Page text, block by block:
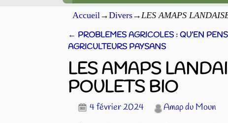
Accueil →Divers→ LES AMAPS
Navigation des articles
← PROBLEMES AGRICOLES : QU’EN
AGRICULTEURS PAYSANS
LES AMAPS
POULETS BIO
4 février 2024
Amap du Moun